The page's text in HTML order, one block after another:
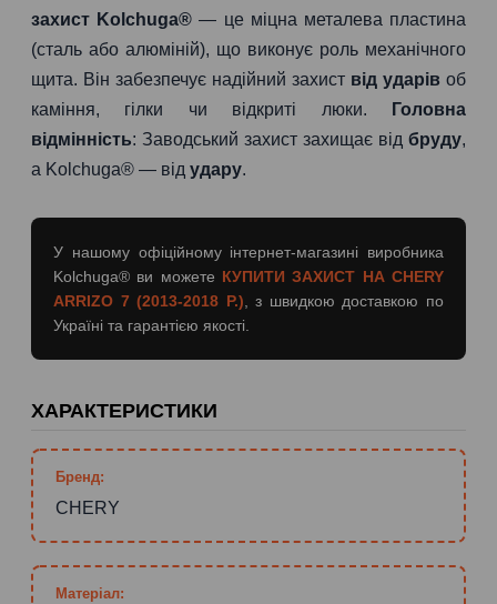
захист Kolchuga® — це міцна металева пластина
(сталь або алюміній), що виконує роль механічного
щита. Він забезпечує надійний захист від ударів об
каміння, гілки чи відкриті люки.
Головна
відмінність: Заводський захист захищає від бруду,
а Kolchuga® — від удару.
У нашому офіційному інтернет-магазині виробника
Kolchuga® ви можете КУПИТИ ЗАХИСТ НА CHERY
ARRIZO 7 (2013-2018 Р.) , з швидкою доставкою по
Україні та гарантією якості.
ХАРАКТЕРИСТИКИ
Бренд:
CHERY
Матеріал: